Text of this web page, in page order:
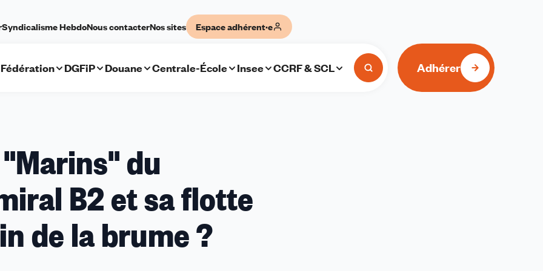
Syndicalisme HebdoNous contacterNos sites Espace adhérent·e
Fédération DGFiP Douane Centrale-École Insee CCRF & SCL Adhérer
du
B2 et sa flotte
de la brume ?